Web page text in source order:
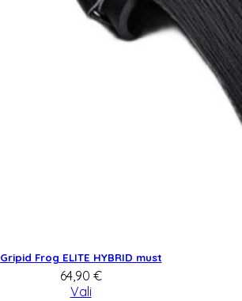
Gripid Frog ELITE HYBRID must
64,90 €
Vali